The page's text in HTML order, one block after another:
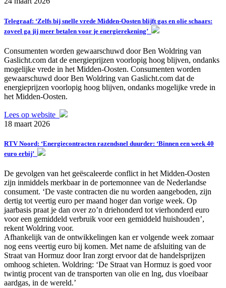
Telegraaf: ‘Zelfs bij snelle vrede Midden-Oosten blijft gas en olie schaars:
zoveel ga jij meer betalen voor je energierekening’
Consumenten worden gewaarschuwd door Ben Woldring van
Gaslicht.com dat de energieprijzen voorlopig hoog blijven, ondanks
mogelijke vrede in het Midden-Oosten. Consumenten worden
gewaarschuwd door Ben Woldring van Gaslicht.com dat de
energieprijzen voorlopig hoog blijven, ondanks mogelijke vrede in
het Midden-Oosten.
Lees op website
18 maart 2026
RTV Noord: ‘Energiecontracten razendsnel duurder: ‘Binnen een week 40
euro erbij’
De gevolgen van het geëscaleerde conflict in het Midden-Oosten
zijn inmiddels merkbaar in de portemonnee van de Nederlandse
consument. ‘De vaste contracten die nu worden aangeboden, zijn
dertig tot veertig euro per maand hoger dan vorige week. Op
jaarbasis praat je dan over zo’n driehonderd tot vierhonderd euro
voor een gemiddeld verbruik voor een gemiddeld huishouden’,
rekent Woldring voor.
Afhankelijk van de ontwikkelingen kan er volgende week zomaar
nog eens veertig euro bij komen. Met name de afsluiting van de
Straat van Hormuz door Iran zorgt ervoor dat de handelsprijzen
omhoog schieten. Woldring: ‘De Straat van Hormuz is goed voor
twintig procent van de transporten van olie en lng, dus vloeibaar
aardgas, in de wereld.’